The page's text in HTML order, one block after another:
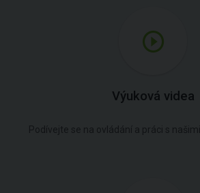
Výuková videa
Podívejte se na ovládání a práci s